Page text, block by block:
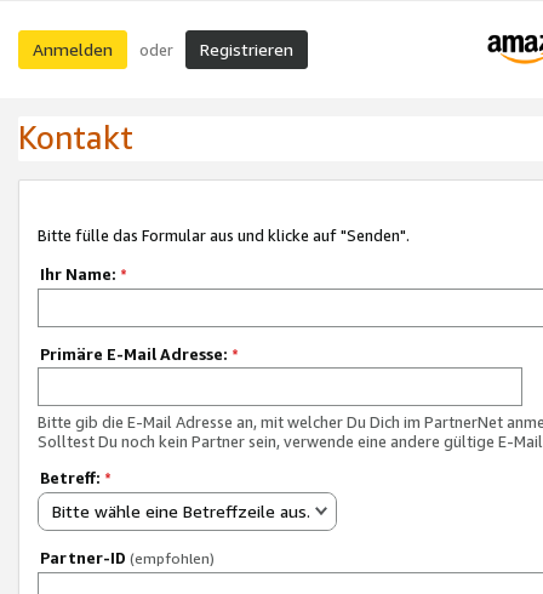
Anmelden oder Registrieren
Kontakt
Bitte fülle das Formular aus und klicke auf "Senden".
Ihr Name: *
Primäre E-Mail Adresse: *
Bitte gib die E-Mail Adresse an, mit welcher Du Dich im PartnerNet
Solltest Du noch kein Partner sein, verwende eine andere gültige E-
Betreff: *
Bitte wähle eine Betreffzeile aus.
Partner-ID (empfohlen)